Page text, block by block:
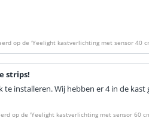
op de 'Yeelight kastverlichting met sensor 40
strips!
te installeren. Wij hebben er 4 in de
op de 'Yeelight kastverlichting met sensor 60